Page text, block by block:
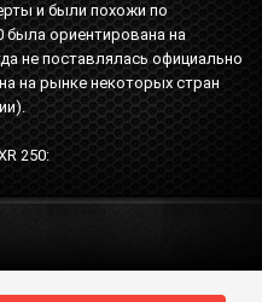
и были похожи по
была ориентирована на
не поставлялась официально
на рынке некоторых стран
250: